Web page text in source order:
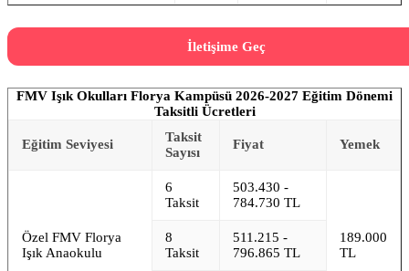
İletişime Geç
FMV Işık Okulları Florya Kampüsü 2026-2027 Eğitim Dönemi
Taksitli Ücretleri
Eğitim Seviyesi
Taksit
Sayısı
Fiyat Yemek
Özel FMV Florya
Işık Anaokulu
6
Taksit
503.430 -
784.730 TL
189.000
TL
8
Taksit
511.215 -
796.865 TL